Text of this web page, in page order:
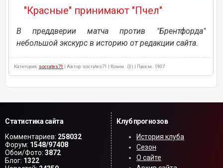
"Красные" принимают "Пчел"
В преддверии матча против "Брентфорда"
небольшой экскурс в историю от редакции сайта.
Категория: socrates71 | Автор: socrates71 | Комм.: (0) | Просм.: 1907
Статистика сайта
Комментариев: 258032
Форум: 1548/97408
Обои/Фото: 3872
Блог: 1322
Клуб прогнозов
История клуба
Сезон
О сайте